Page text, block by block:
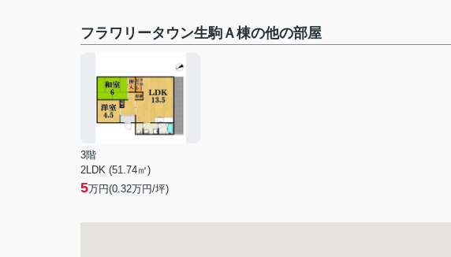
フラワリータウン生駒Ａ棟の他の部屋
3階
2LDK (51.74㎡)
5万円(0.32万円/坪)